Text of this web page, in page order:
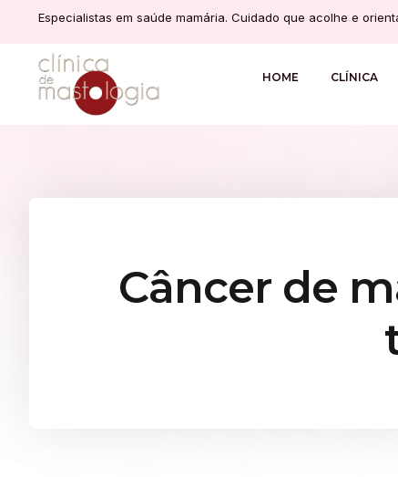
Especialistas em saúde mamária. Cuidado que acolhe e
HOME CLÍNICA
Câncer de